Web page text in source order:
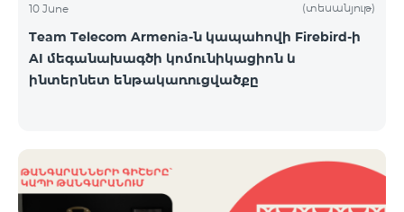
10 June (տեսանյութ)
Team Telecom Armenia-ն կապահովի Firebird-ի
AI մեգանախագծի կոմունիկացիոն և
ինտերնետ ենթակառուցվածքը